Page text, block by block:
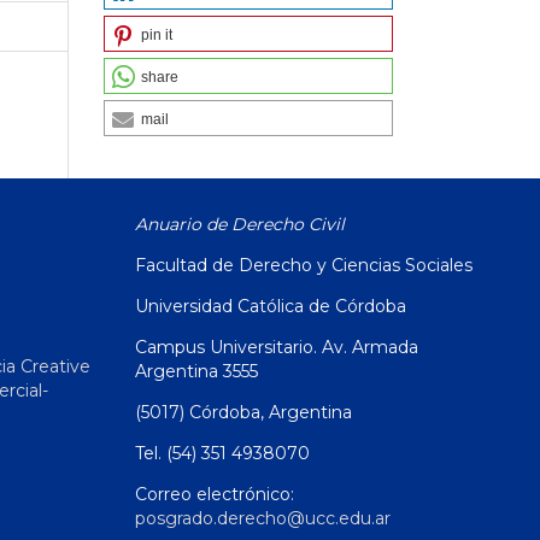
pin it
share
mail
Creative
Anuario de Derecho Civil
Facultad de Derecho y Ciencias Sociales
Universidad Católica de Córdoba
Campus Universitario. Av. Armada
Argentina 3555
(5017) Córdoba, Argentina
Tel. (54) 351 4938070
Correo electrónico:
posgrado.derecho@ucc.edu.ar